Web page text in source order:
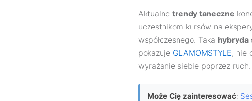
Aktualne trendy taneczne
uczestnikom kursów na
współczesnego. Taka hybryda
pokazuje GLAMOMSTYLE, nie
wyrażanie siebie poprzez ruch.
Może Cię zainteresować: